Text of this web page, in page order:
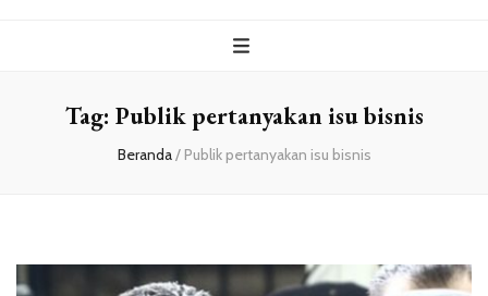
– Media
Informasi
Tag: Publik pertanyakan isu bisnis
Beranda/ Publik pertanyakan isu bisnis